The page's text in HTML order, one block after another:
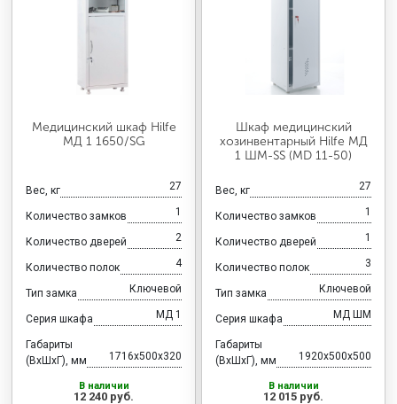
Медицинский шкаф Hilfe
МД 1 1650/SG
Вес, кг 27
Количество замков 1
Количество дверей 2
Количество полок 4
Тип замка Ключевой
Серия шкафа МД 1
Габариты
(ВхШхГ), мм
1716x500x320
В наличии
12 240 руб.
Шкаф медицинский
хозинвентарный Hilfe МД
1 ШМ-SS (MD 11-50)
Вес, кг 27
Количество замков 1
Количество дверей 1
Количество полок 3
Тип замка Ключевой
Серия шкафа МД ШМ
Габариты
(ВхШхГ), мм
1920x500x500
В наличии
12 015 руб.